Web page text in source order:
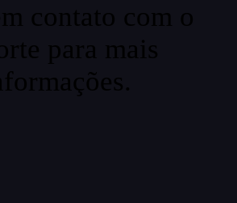
contato com o
para mais